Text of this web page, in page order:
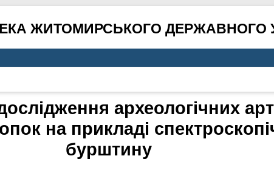
ЖИТОМИРСЬКОГО ДЕРЖАВНОГО
археологічних
на прикладі
бурштину